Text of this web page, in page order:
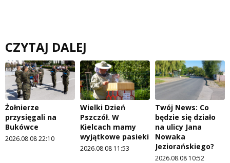
CZYTAJ DALEJ
Żołnierze
przysięgali na
Bukówce
2026.08.08 22:10
Wielki Dzień
Pszczół. W
Kielcach mamy
wyjątkowe pasieki
2026.08.08 11:53
Twój News: Co
będzie się działo
na ulicy Jana
Nowaka
Jeziorańskiego?
2026.08.08 10:52